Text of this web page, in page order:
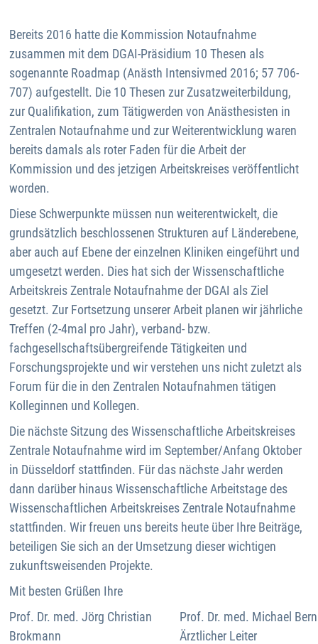
Bereits 2016 hatte die Kommission Notaufnahme
zusammen mit dem DGAI-Präsidium 10 Thesen als
sogenannte Roadmap (Anästh Intensivmed 2016; 57 706-
707) aufgestellt. Die 10 Thesen zur Zusatzweiterbildung,
zur Qualifikation, zum Tätigwerden von Anästhesisten in
Zentralen Notaufnahme und zur Weiterentwicklung waren
bereits damals als roter Faden für die Arbeit der
Kommission und des jetzigen Arbeitskreises veröffentlicht
worden.
Diese Schwerpunkte müssen nun weiterentwickelt, die
grundsätzlich beschlossenen Strukturen auf Länderebene,
aber auch auf Ebene der einzelnen Kliniken eingeführt und
umgesetzt werden. Dies hat sich der Wissenschaftliche
Arbeitskreis Zentrale Notaufnahme der DGAI als Ziel
gesetzt. Zur Fortsetzung unserer Arbeit planen wir jährliche
Treffen (2-4mal pro Jahr), verband- bzw.
fachgesellschaftsübergreifende Tätigkeiten und
Forschungsprojekte und wir verstehen uns nicht zuletzt als
Forum für die in den Zentralen Notaufnahmen tätigen
Kolleginnen und Kollegen.
Die nächste Sitzung des Wissenschaftliche Arbeitskreises
Zentrale Notaufnahme wird im September/Anfang Oktober
in Düsseldorf stattfinden. Für das nächste Jahr werden
dann darüber hinaus Wissenschaftliche Arbeitstage des
Wissenschaftlichen Arbeitskreises Zentrale Notaufnahme
stattfinden. Wir freuen uns bereits heute über Ihre Beiträge,
beteiligen Sie sich an der Umsetzung dieser wichtigen
zukunftsweisenden Projekte.
Mit besten Grüßen Ihre
Prof. Dr. med. Jörg Christian
Brokmann
Prof. Dr. med. Michael
Ärztlicher Leiter